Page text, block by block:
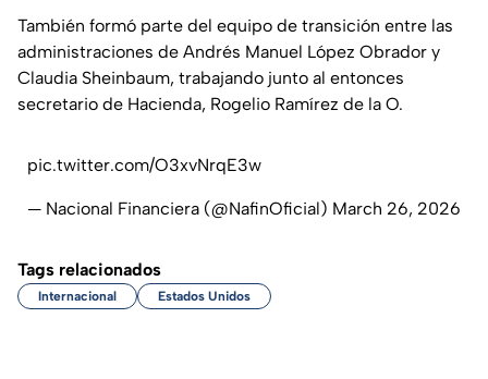
También formó parte del equipo de transición entre las
administraciones de Andrés Manuel López Obrador y
Claudia Sheinbaum, trabajando junto al entonces
secretario de Hacienda, Rogelio Ramírez de la O.
pic.twitter.com/O3xvNrqE3w
— Nacional Financiera (@NafinOficial) March 26, 2026
Tags relacionados
Internacional Estados Unidos